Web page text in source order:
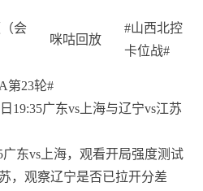
会
咪咕回放
#山西北控
卡位战#
第23轮#
日19:35广东vs上海与辽宁vs江苏
东vs上海，观看开局强度测试
，观察辽宁是否已拉开分差